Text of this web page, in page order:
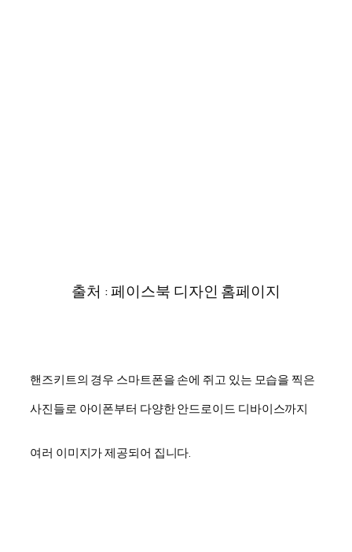
출처 : 페이스북 디자인 홈페이지
핸즈키트의 경우 스마트폰을 손에 쥐고 있는 모습을 찍은
사진들로 아이폰부터 다양한 안드로이드 디바이스까지
여러 이미지가 제공되어 집니다.